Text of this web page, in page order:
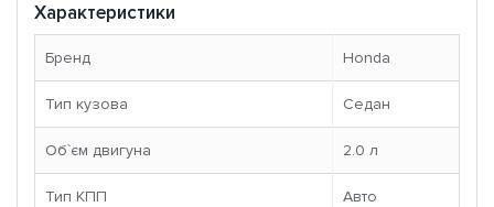
Характеристики
Бренд Honda
Тип кузова Седан
Об`єм двигуна 2.0 л
Тип КПП Авто